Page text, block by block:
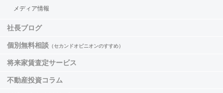
メディア情報
社長ブログ
個別無料相談 （セカンドオピニオンのすすめ）
将来家賃査定サービス
不動産投資コラム